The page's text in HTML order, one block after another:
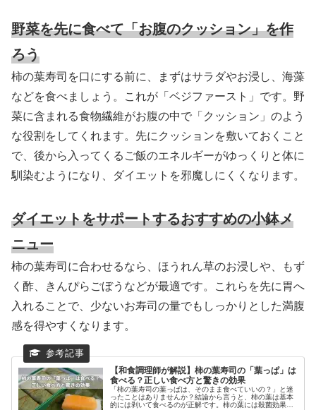
野菜を先に食べて「お腹のクッション」を作
ろう
柿の葉寿司を口にする前に、まずはサラダやお浸し、海藻
などを食べましょう。これが「ベジファースト」です。野
菜に含まれる食物繊維がお腹の中で「クッション」のよう
な役割をしてくれます。先にクッションを敷いておくこと
で、後から入ってくるご飯のエネルギーがゆっくりと体に
馴染むようになり、ダイエットを邪魔しにくくなります。
ダイエットをサポートするおすすめの小鉢メ
ニュー
柿の葉寿司に合わせるなら、ほうれん草のお浸しや、もず
く酢、きんぴらごぼうなどが最適です。これらを先に胃へ
入れることで、少ないお寿司の量でもしっかりとした満腹
感を得やすくなります。
【和食調理師が解説】柿の葉寿司の「葉っぱ」は
食べる？正しい食べ方と驚きの効果
「柿の葉寿司の葉っぱは、そのまま食べていいの？」と迷
ったことはありませんか？結論から言うと、柿の葉は基本
的には剥いて食べるのが正解です。柿の葉には殺菌効果や